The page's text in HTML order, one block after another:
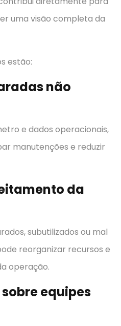
uma visão completa da
estão:
não
e dados operacionais,
manutenções e reduzir
da
subutilizados ou mal
reorganizar recursos e
operação.
equipes